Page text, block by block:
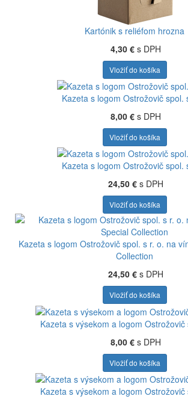
Kartónik s reliéfom hrozna
4,30 € s DPH
Vložiť do košíka
Kazeta s logom Ostrožovič spol.
8,00 € s DPH
Vložiť do košíka
Kazeta s logom Ostrožovič spol.
24,50 € s DPH
Vložiť do košíka
Kazeta s logom Ostrožovič spol. s r. o. na
Collection
24,50 € s DPH
Vložiť do košíka
Kazeta s výsekom a logom Ostrožovič
8,00 € s DPH
Vložiť do košíka
Kazeta s výsekom a logom Ostrožovič